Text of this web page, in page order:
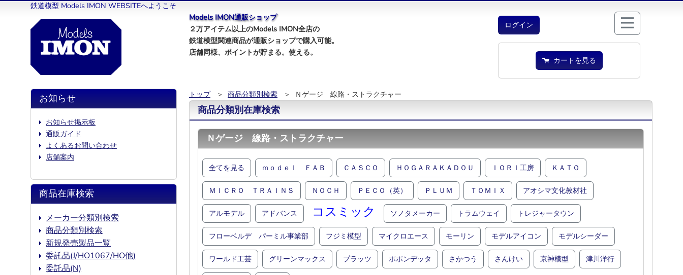
鉄道模型 Models IMON WEBSITEへようこそ
Models IMON通販ショップ
２万アイテム以上のModels IMON全店の
鉄道模型関連商品が通販ショップで購入可能。
店舗同様、ポイントが貯まる。使える。
ログイン
カートを見る
トップ ＞ 商品分類別検索 ＞ Ｎゲージ 線路・ストラクチャー
商品分類別在庫検索
Ｎゲージ 線路・ストラクチャー
全てを見る ｍｏｄｅｌ ＦＡＢ ＣＡＳＣＯ ＨＯＧＡＲＡＫＡＤＯＵ ＩＯＲＩ工房 ＫＡＴＯ
ＭＩＣＲＯ ＴＲＡＩＮＳ ＮＯＣＨ ＰＥＣＯ（英） ＰＬＵＭ ＴＯＭＩＸ アオシマ文化教材社
アルモデル アドバンス コスミック ソノタメーカー トラムウェイ トレジャータウン
フローベルデ パーミル事業部 フジミ模型 マイクロエース モーリン モデルアイコン モデルシーダー
ワールド工芸 グリーンマックス プラッツ ポポンデッタ さかつう さんけい 京神模型 津川洋行
お知らせ
お知らせ掲示板
通販ガイド
よくあるお問い合わせ
店舗案内
商品在庫検索
メーカー分類別検索
商品分類別検索
新規発売製品一覧
委託品(J/HO1067/HO他)
委託品(N)